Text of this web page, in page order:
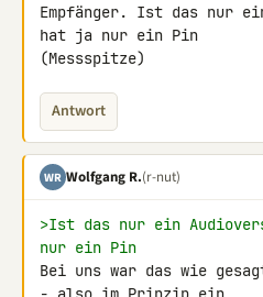
Empfänger. Ist das nur
hat ja nur ein Pin
(Messspitze)
Antwort
WR Wolfgang R.(r-nut)
>Ist das nur ein
nur ein Pin
Bei uns war das wie